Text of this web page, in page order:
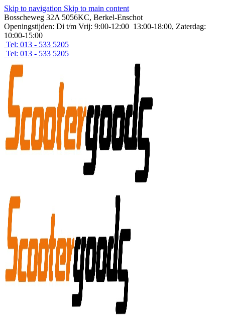
Skip to navigation Skip to main content
Bosscheweg 32A 5056KC, Berkel-Enschot
Openingstijden: Di t/m Vrij: 9:00-12:00 13:00-18:00, Zaterdag:
10:00-15:00
Tel: 013 - 533 5205
Tel: 013 - 533 5205